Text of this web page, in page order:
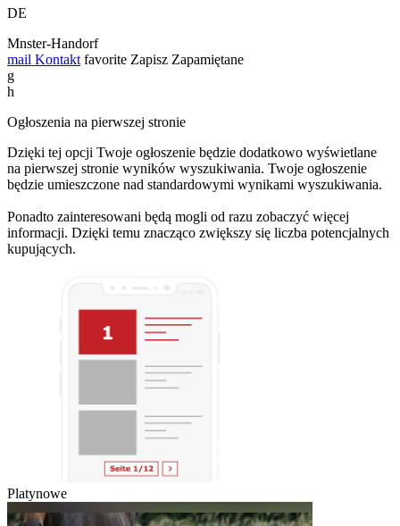
DE
Mnster-Handorf
mail Kontakt favorite Zapisz Zapamiętane
g
h
Ogłoszenia na pierwszej stronie
Dzięki tej opcji Twoje ogłoszenie będzie dodatkowo wyświetlane
na pierwszej stronie wyników wyszukiwania. Twoje ogłoszenie
będzie umieszczone nad standardowymi wynikami wyszukiwania.
Ponadto zainteresowani będą mogli od razu zobaczyć więcej
informacji. Dzięki temu znacząco zwiększy się liczba potencjalnych
kupujących.
Platynowe